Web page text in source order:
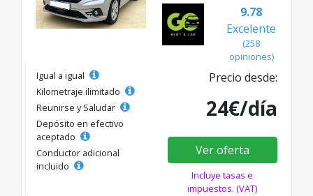
9.78
Excelente
(258
opiniones)
Igual a igual
Kilometraje ilimitado
Reunirse y Saludar
Depósito en efectivo
aceptado
Conductor adicional
incluido
Precio desde:
24€/día
Ver oferta
Incluye tasas e
impuestos. (VAT)